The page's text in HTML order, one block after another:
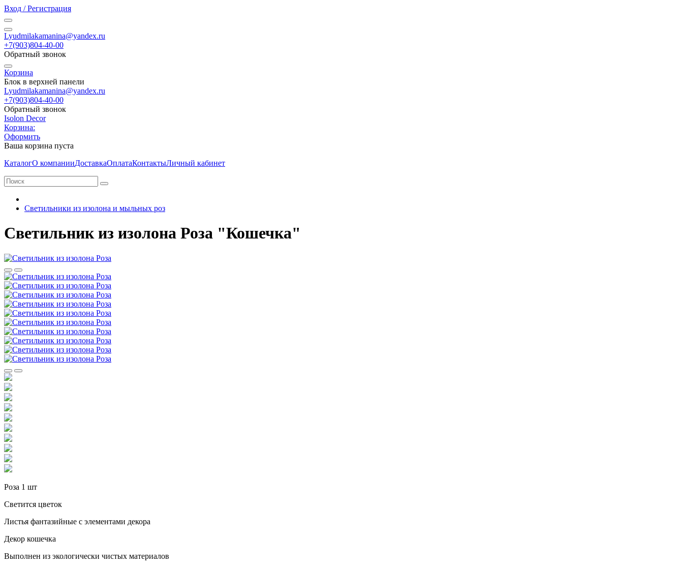
Вход / Регистрация
Lyudmilakamanina@yandex.ru
+7(903)804-40-00
Обратный звонок
Корзина
Блок в верхней панели
Lyudmilakamanina@yandex.ru
+7(903)804-40-00
Обратный звонок
Isolon Decor
Корзина:
Оформить
Ваша корзина пуста
КаталогО компанииДоставкаОплатаКонтактыЛичный кабинет
Светильники из изолона и мыльных роз
Светильник из изолона Роза "Кошечка"
Роза 1 шт
Светится цветок
Листья фантазийные с элементами декора
Декор кошечка
Выполнен из экологически чистых материалов